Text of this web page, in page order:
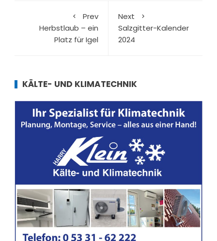
Prev
Herbstlaub – ein
Platz für Igel
Next
Salzgitter-Kalender
2024
KÄLTE- UND KLIMATECHNIK